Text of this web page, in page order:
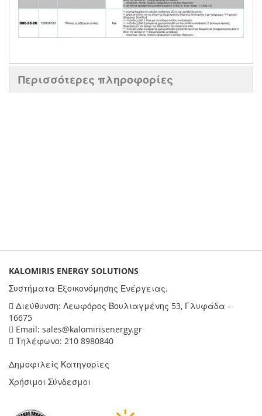
Περισσότερες πληροφορίες
KALOMIRIS ENERGY SOLUTIONS
Συστήματα Εξοικονόμησης Ενέργειας.
Διεύθυνση: Λεωφόρος Βουλιαγμένης 53, Γλυφάδα -
16675
Email: sales@kalomirisenergy.gr
Τηλέφωνο: 210 8980840
Δημοφιλείς Κατηγορίες
Χρήσιμοι Σύνδεσμοι